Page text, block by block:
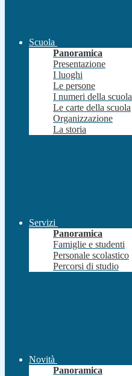
Scuola
Panoramica
Presentazione
I luoghi
Le persone
I numeri della scuola
Le carte della scuola
Organizzazione
La storia
Servizi
Panoramica
Famiglie e studenti
Personale scolastico
Percorsi di studio
Novità
Panoramica